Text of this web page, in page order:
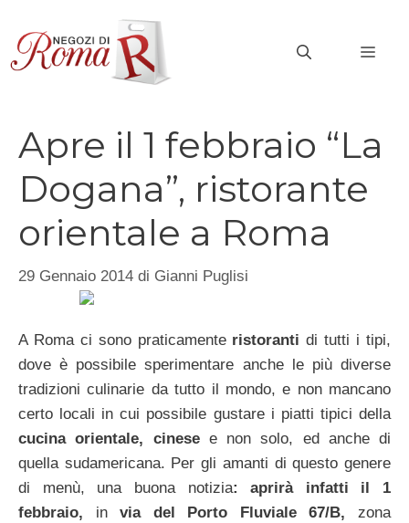
contenuto
Apre il 1 febbraio “La
Dogana”, ristorante
orientale a Roma
29 Gennaio 2014 di Gianni Puglisi
A Roma ci sono praticamenteristoranti di tutti i tipi,
dove è possibile sperimentare anche le più diverse
tradizioni culinarie da tutto il mondo, e non mancano
certo locali in cui possibile gustare i piatti tipici della
cucina orientale, cinese e non solo, ed anche di
quella sudamericana. Per gli amanti di questo genere
di menù, una buona notizia: aprirà infatti il 1
febbraio, invia del Porto Fluviale 67/B, zona